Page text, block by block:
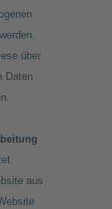
über
Daten
aus